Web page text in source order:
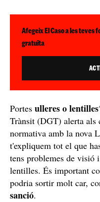
Afegeix El Caso a les teves
gratuïta
Portes ulleres o lentilles
Trànsit (DGT) alerta als
normativa amb la nova
t'expliquem tot el que
tens problemes de visió
lentilles. És important
podria sortir molt car,
sanció.